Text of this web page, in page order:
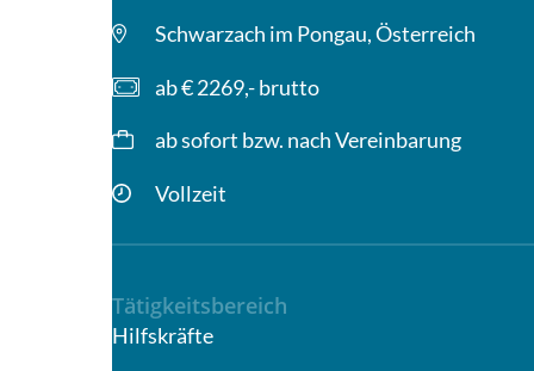
Schwarzach im Pongau, Österreich
ab € 2269,- brutto
ab sofort bzw. nach Vereinbarung
Vollzeit
Tätigkeitsbereich
Hilfskräfte